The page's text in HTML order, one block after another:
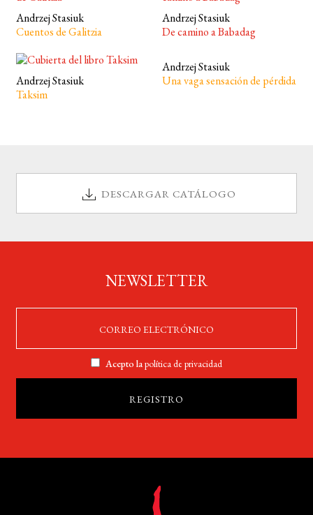
Andrzej Stasiuk
Cuentos de Galitzia
Andrzej Stasiuk
De camino a Babadag
Andrzej Stasiuk
Taksim
Andrzej Stasiuk
Una vaga sensación de pérdida
DESCARGAR CATÁLOGO
NEWSLETTER
Acepto lapolítica de privacidad